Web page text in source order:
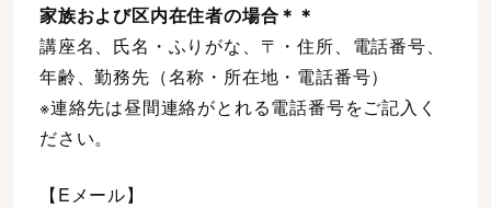
家族および区内在住者の場合＊＊
講座名、氏名・ふりがな、〒・住所、電話番号、
年齢、勤務先（名称・所在地・電話番号）
※連絡先は昼間連絡がとれる電話番号をご記入く
ださい。
【Eメール】